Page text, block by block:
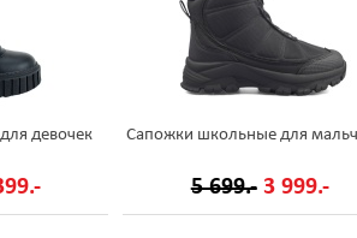
девочек Сапожки школьные для
5 699.- 3 999.-